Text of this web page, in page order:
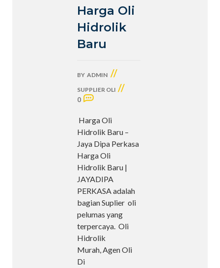
Harga Oli
Hidrolik
Baru
BY ADMIN //
SUPPLIER OLI //
0
Harga Oli
Hidrolik Baru –
Jaya Dipa Perkasa
Harga Oli
Hidrolik Baru |
JAYADIPA
PERKASA adalah
bagian Suplier oli
pelumas yang
terpercaya. Oli
Hidrolik
Murah, Agen Oli
Di